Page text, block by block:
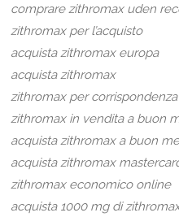
comprare zithromax uden
zithromax per l’acquisto
acquista zithromax europa
acquista zithromax
zithromax per corrispondenza
zithromax in vendita a buon
acquista zithromax a buon
acquista zithromax
zithromax economico online
acquista 1000 mg di